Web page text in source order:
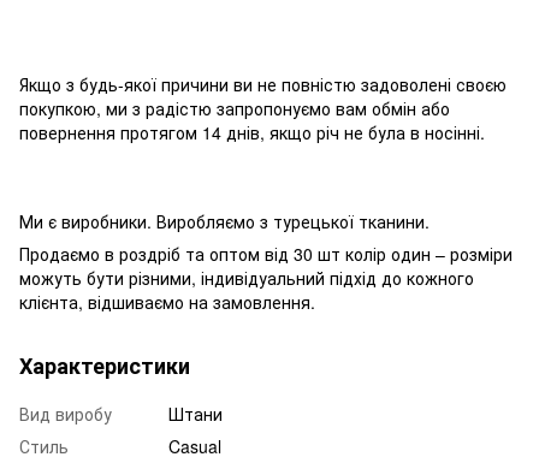
Якщо з будь-якої причини ви не повністю задоволені своєю
покупкою, ми з радістю запропонуємо вам обмін або
повернення протягом 14 днів, якщо річ не була в носінні.
Ми є виробники. Виробляємо з турецької тканини.
Продаємо в роздріб та оптом від 30 шт колір один – розміри
можуть бути різними, індивідуальний підхід до кожного
клієнта, відшиваємо на замовлення.
Характеристики
Вид виробу
Штани
Стиль
Casual